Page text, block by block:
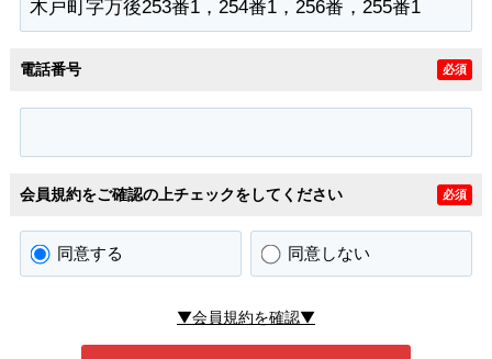
電話番号 必須
会員規約をご確認の上チェックをしてください 必須
同意する 同意しない
▼会員規約を確認▼